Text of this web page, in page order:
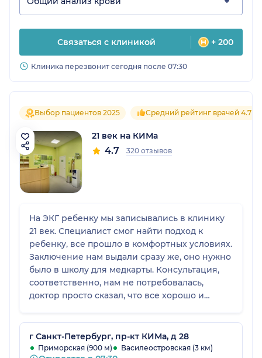
Связаться с клиникой + 200
Клиника перезвонит сегодня после 07:30
Выбор пациентов 2025 Средний рейтинг врачей 4.7
21 век на КИМа
4.7 320 отзывов
На ЭКГ ребенку мы записывались в клинику
21 век. Специалист смог найти подход к
ребенку, все прошло в комфортных условиях.
Заключение нам выдали сразу же, оно нужно
было в школу для медкарты. Консультация,
соответственно, нам не потребовалась,
доктор просто сказал, что все хорошо и
быстро, администраторы в клинике были
приветливые. В этом медицинском центре
мы были первый раз, и все удачно.
г Санкт-Петербург, пр-кт КИМа, д 28
Приморская (900 м) Василеостровская (3 км)